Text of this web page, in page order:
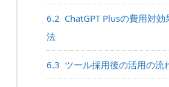
6.2 ChatGPT Plusの費用対
法
6.3 ツール採用後の活用の流